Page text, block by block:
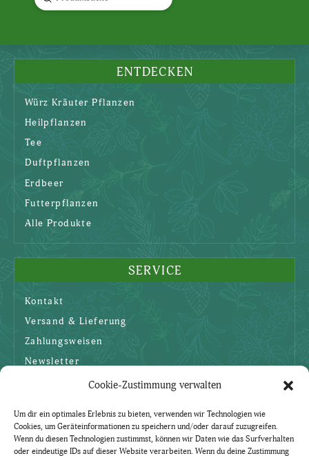
Cookie-Zustimmung verwalten
Um dir ein optimales Erlebnis zu bieten, verwenden wir Technologien wie
Cookies, um Geräteinformationen zu speichern und/oder darauf zuzugreifen.
Wenn du diesen Technologien zustimmst, können wir Daten wie das Surfverhalten
oder eindeutige IDs auf dieser Website verarbeiten. Wenn du deine Zustimmung
Search
ENTDECKEN
Würz Kräuter Pflanzen
Heilpflanzen
Tee
Duftpflanzen
Erdbeer
Futterpflanzen
Alle Produkte
SERVICE
Kontakt
Versand & Lieferung
Zahlungsweisen
Newsletter
SICHERHEIT
AGBs